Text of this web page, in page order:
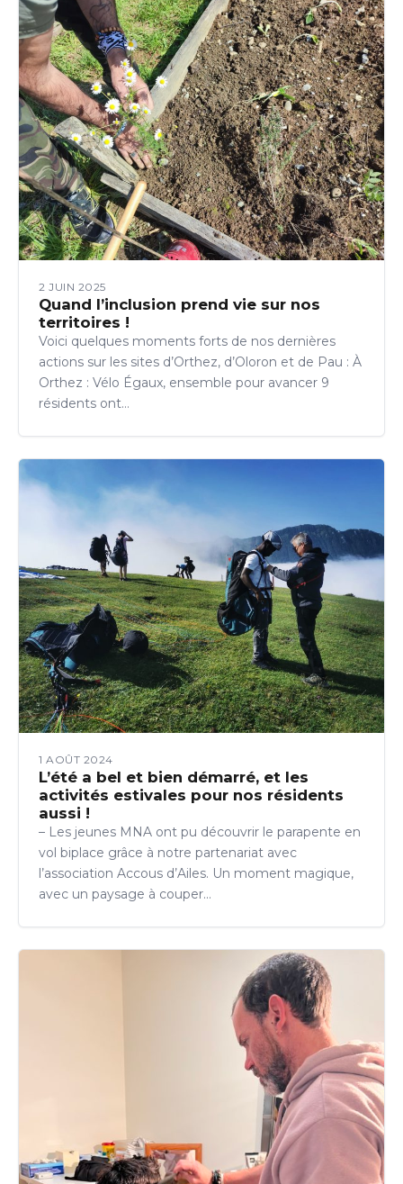
2 JUIN 2025
Quand l’inclusion prend vie sur nos
territoires !
Voici quelques moments forts de nos dernières
actions sur les sites d’Orthez, d’Oloron et de Pau : ‍À
Orthez : Vélo Égaux, ensemble pour avancer 9
résidents ont…
1 AOÛT 2024
L’été a bel et bien démarré, et les
activités estivales pour nos résidents
aussi !
– Les jeunes MNA ont pu découvrir le parapente en
vol biplace grâce à notre partenariat avec
l’association Accous d’Ailes. Un moment magique,
avec un paysage à couper…